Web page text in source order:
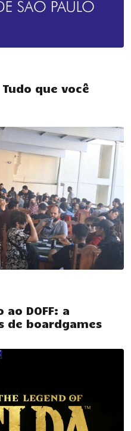
que você
DOFF: a
de boardgames